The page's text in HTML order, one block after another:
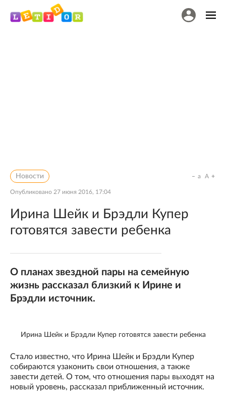
Новости
Опубликовано 27 июня 2016, 17:04
a A
Ирина Шейк и Брэдли Купер
готовятся завести ребенка
О планах звездной пары на семейную
жизнь рассказал близкий к Ирине и
Брэдли источник.
Ирина Шейк и Брэдли Купер готовятся завести ребенка
Стало известно, что Ирина Шейк и Брэдли Купер
собираются узаконить свои отношения, а также
завести детей. О том, что отношения пары выходят на
новый уровень, рассказал приближенный источник.